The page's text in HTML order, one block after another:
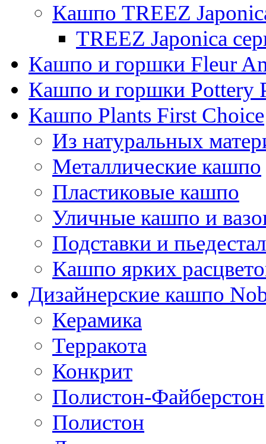
Кашпо TREEZ
TREEZ Japonica
Кашпо и горшки Fleur
Кашпо и горшки Pottery
Кашпо Plants First Choice
Из натуральных
Металлические кашпо
Пластиковые кашпо
Уличные кашпо и
Подставки и
Кашпо ярких
Дизайнерские кашпо
Керамика
Терракота
Конкрит
Полистон-Файберстон
Полистон